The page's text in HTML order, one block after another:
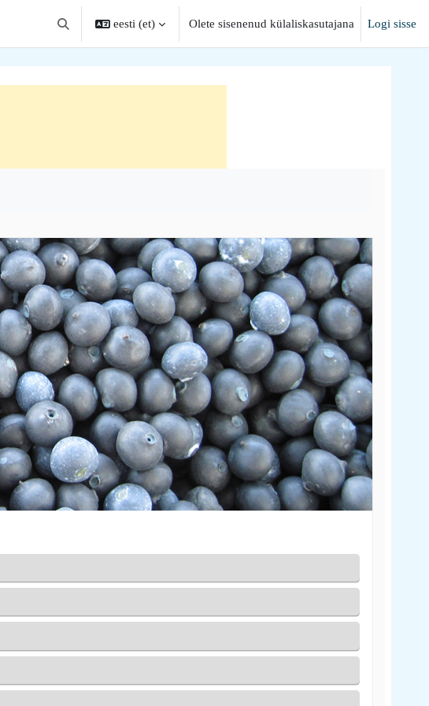
Lülitab otsingu sisendi
eesti ‎(et)‎ Olete sisenenud külaliskasutajana Logi sisse